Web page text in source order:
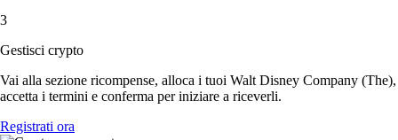
3
Gestisci crypto
Vai alla sezione ricompense, alloca i tuoi Walt Disney Company (The),
accetta i termini e conferma per iniziare a riceverli.
Registrati ora